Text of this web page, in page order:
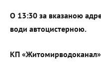
О 13:30 за вказаною
води автоцистерною.
КП «Житомирводоканал»